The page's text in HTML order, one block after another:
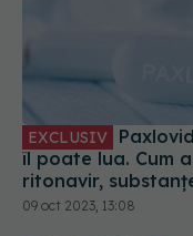
EXCLUSIV
Paxlovid: când apare în România, cine
îl poate lua. Cum
ritonavir,
semnat
recomandarea
09 oct 2023, 13:08